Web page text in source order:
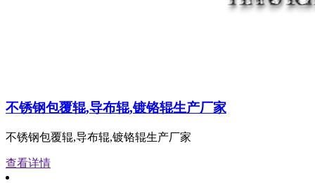
不锈钢包覆辊,导布辊,镀铬辊生产厂家
不锈钢包覆辊,导布辊,镀铬辊生产厂家
查看详情